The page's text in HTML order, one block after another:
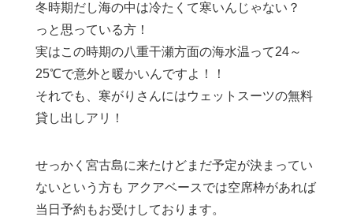
冬時期だし海の中は冷たくて寒いんじゃない？
っと思っている方！
実はこの時期の八重干瀬方面の海水温って24～
25℃で意外と暖かいんですよ！！
それでも、寒がりさんにはウェットスーツの無料
貸し出しアリ！
せっかく宮古島に来たけどまだ予定が決まってい
ないという方も アクアベースでは空席枠があれば
当日予約もお受けしております。